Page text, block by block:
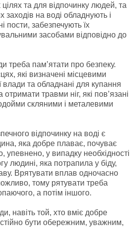
цілях та для відпочинку людей, та
заходів на воді обладнують і
пости, забезпечують їх
засобами відповідно до
треба пам’ятати про безпеку.
які визначені місцевими
влади та обладнані для купання
травми ніг, які пов’язані
скляними і металевими
відпочинку на воді є
яка добре плаває, почуває
упевнено, у випадку необхідності
людині, яка потрапила у біду,
Врятувати вплав одночасно
тому рятувати треба
а потім іншого.
навіть той, хто вміє добре
бути обережним, уважним,